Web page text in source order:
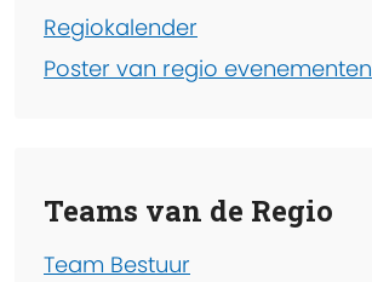
Regiokalender
Poster van regio evenementen
Teams van de Regio
Team Bestuur